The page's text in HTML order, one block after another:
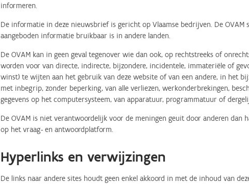
informeren.
De informatie in deze nieuwsbrief is gericht op Vlaamse bedrijven. De
aangeboden informatie bruikbaar is in andere landen.
De OVAM kan in geen geval tegenover wie dan ook, op rechtstreeks of
worden voor van directe, indirecte, bijzondere, incidentele, immateriële of
winst) te wijten aan het gebruik van deze website of van een andere, in het
met inbegrip, zonder beperking, van alle verliezen, werkonderbrekingen,
gegevens op het computersysteem, van apparatuur, programmatuur of
De OVAM is niet verantwoordelijk voor de meningen geuit door anderen dan
op het vraag- en antwoordplatform.
Hyperlinks en verwijzingen
De links naar andere sites houdt geen enkel akkoord in met de inhoud van